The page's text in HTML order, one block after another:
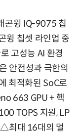
곤윙 IQ-9075 칩
윙 칩셋 라인업 중
고성능 AI 환경
안전성과 극한의
최적화된 SoC로
663 GPU + 헥
TOPS 지원, LP
△최대 16대의 멀